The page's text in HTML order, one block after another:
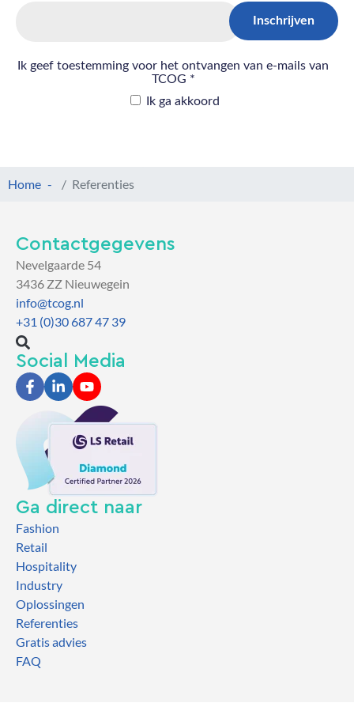
Home Referenties
Contactgegevens
Nevelgaarde 54
3436 ZZ Nieuwegein
info@tcog.nl
+31 (0)30 687 47 39
Social Media
Ga direct naar
Fashion
Retail
Hospitality
Industry
Oplossingen
Referenties
Gratis advies
FAQ